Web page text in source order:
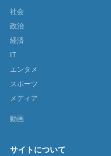
社会
政治
経済
IT
エンタメ
スポーツ
メディア
動画
サイトについて